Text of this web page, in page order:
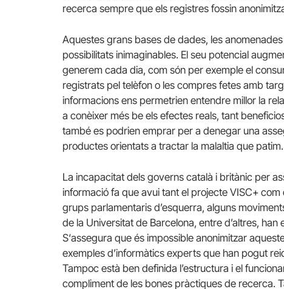
recerca sempre que els registres fossin
Aquestes grans bases de dades, les anomenades
possibilitats inimaginables. El seu potencial
generem cada dia, com són per exemple el
registrats pel telèfon o les compres fetes amb
informacions ens permetrien entendre millor la
a conèixer més be els efectes reals, tant
també es podrien emprar per a denegar una
productes orientats a tractar la malaltia que patim.
La incapacitat dels governs català i britànic per
informació fa que avui tant el projecte VISC+ com
grups parlamentaris d’esquerra, alguns
de la Universitat de Barcelona, entre d’altres, han
S‘assegura que és impossible anonimitzar
exemples d’informàtics experts que han pogut
Tampoc està ben definida l’estructura i el
compliment de les bones pràctiques de recerca.